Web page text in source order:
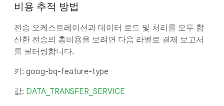
비용 추적 방법
전송 오케스트레이션과 데이터 로드 및 처리를 모두 합
산한 전송의 총비용을 보려면 다음 라벨로 결제 보고서
를 필터링합니다.
키: goog-bq-feature-type
값: DATA_TRANSFER_SERVICE